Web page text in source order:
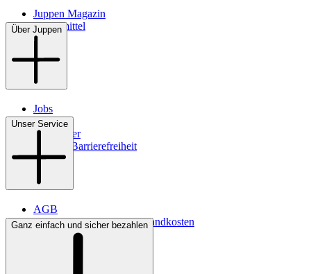
Juppen Magazin
Pflegemittel
Über Juppen
Jobs
Filialen
Newsletter
Digitale Barrierefreiheit
Unser Service
AGB
Lieferbedingungen & Versandkosten
Bezahlung
Ganz einfach und sicher bezahlen